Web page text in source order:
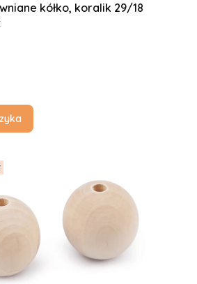
kółko, koralik 29/18